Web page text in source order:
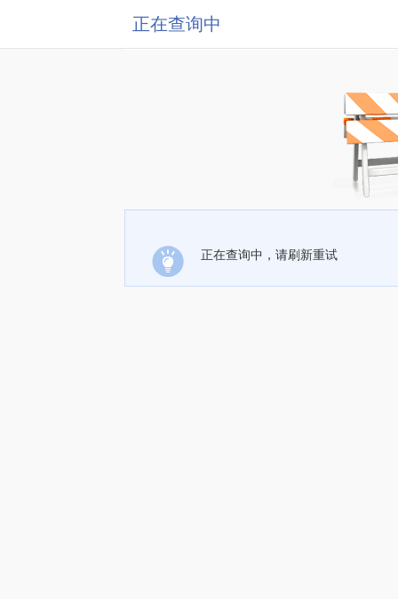
正在查询中
正在查询中，请刷新重试